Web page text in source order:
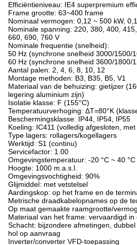
Efficiëntieniveau: IE4 superpremium
Frame grootte: 63~400 frame
Nominaal vermogen: 0,12 ~ 500 kW,
Nominale spanning: 220, 380, 400,
660, 690, 760 V
Nominale frequentie (snelheid):
50 Hz (synchrone snelheid 3000/1500/
60 Hz (synchrone snelheid 3600/1800/
Aantal palen: 2, 4, 6, 8, 10, 12
Montage methoden: B3, B35, B5, V1
Materiaal van de behuizing: gietijzer
legering aluminium zijn)
Isolatie klasse: F (155°C)
Temperatuurverhoging: ΔT=80°K
Beschermingsklasse: IP44, IP54, IP55
Koeling: IC411 (volledig afgesloten,
Type lagers: rollagers/kogellagers
Werktijd: S1 (continu)
Servicefactor: 1.00
Omgevingstemperatuur: -20 °C ~ 40 °C
Hoogte: 1000 m.a.s.l.
Omgevingsvochtigheid: 90%
Glijmiddel: met vetstelsel
Aardingskop: op het frame en de
Metrische draadkabelopnames op de
Op maat gemaakte raamgrootte/
Materiaal van het frame: vervaardigd
Schacht: bijzondere afmetingen, dubbel
hol op aanvraag
Inverter/converter VFD-toepassing